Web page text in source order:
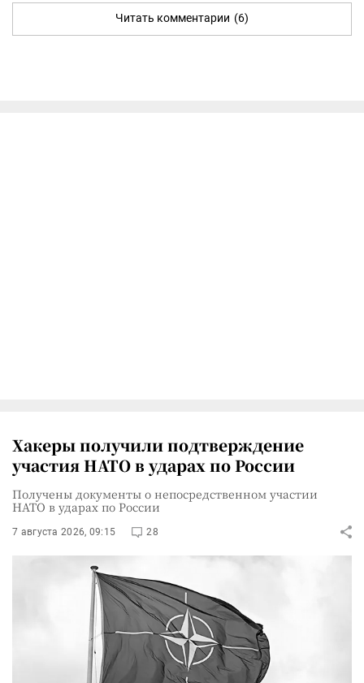
Читать комментарии (6)
Хакеры получили подтверждение
участия НАТО в ударах по России
Получены документы о непосредственном участии
НАТО в ударах по России
7 августа 2026, 09:15 28